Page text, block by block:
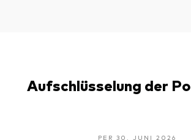
Aufschlüsselung der
PER 30. JUNI 2026